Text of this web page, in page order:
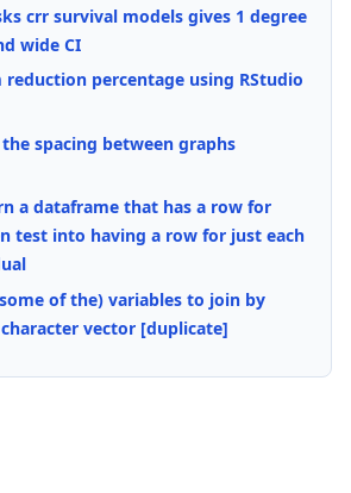
crr survival models gives 1 degree
wide CI
percentage using RStudio
spacing between graphs
a dataframe that has a row for
test into having a row for just each
of the) variables to join by
vector [duplicate]